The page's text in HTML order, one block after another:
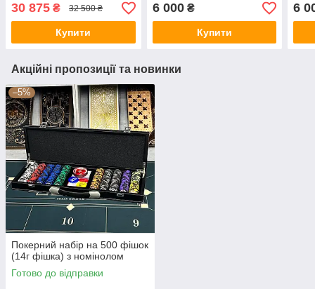
30 875 ₴ 32 500 ₴
Купити
6 000₴
Купити
6
Акційні пропозиції та новинки
–5%
Покерний набір на 500 фішок
(14г фішка) з номінолом
Готово до відправки